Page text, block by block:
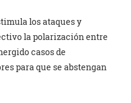
los ataques y
la polarización entre
casos de
para que se abstengan